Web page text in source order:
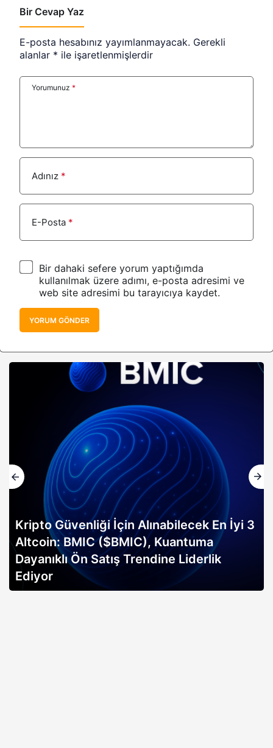
Bir Cevap Yaz
E-posta hesabınız yayımlanmayacak. Gerekli
alanlar * ile işaretlenmişlerdir
Yorumunuz *
Adınız *
E-Posta *
Bir dahaki sefere yorum yaptığımda
kullanılmak üzere adımı, e-posta adresimi ve
web site adresimi bu tarayıcıya kaydet.
YORUM GÖNDER
Kripto Güvenliği İçin Alınabilecek En İyi 3
Altcoin: BMIC ($BMIC), Kuantuma
Dayanıklı Ön Satış Trendine Liderlik
Ediyor